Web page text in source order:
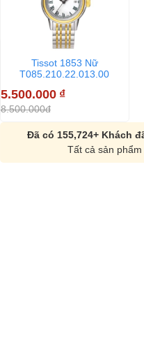
Tissot 1853 Nữ
T085.210.22.013.00
5.500.000 ₫
8.500.000đ
Đã có 155,724+ Khách
Tất cả sản